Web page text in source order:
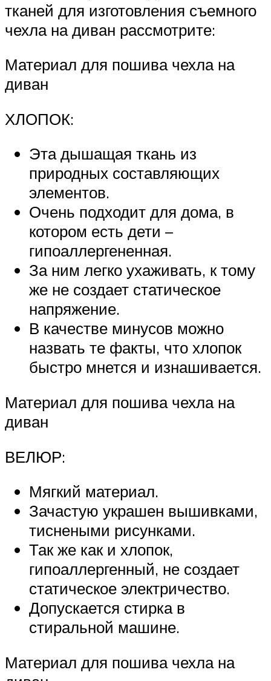
тканей для изготовления съемного
чехла на диван рассмотрите:
Материал для пошива чехла на
диван
ХЛОПОК:
Эта дышащая ткань из
природных составляющих
элементов.
Очень подходит для дома, в
котором есть дети –
гипоаллергененная.
За ним легко ухаживать, к тому
же не создает статическое
напряжение.
В качестве минусов можно
назвать те факты, что хлопок
быстро мнется и изнашивается.
Материал для пошива чехла на
диван
ВЕЛЮР:
Мягкий материал.
Зачастую украшен вышивками,
тиснеными рисунками.
Так же как и хлопок,
гипоаллергенный, не создает
статическое электричество.
Допускается стирка в
стиральной машине.
Материал для пошива чехла на